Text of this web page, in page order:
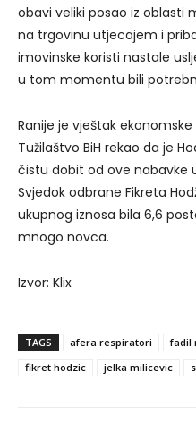
obavi veliki posao iz oblasti
na trgovinu utjecajem i
imovinske koristi nastale
u tom momentu bili
Ranije je vještak
Tužilaštvo BiH rekao da je
čistu dobit od ove nabavke
Svjedok odbrane Fikreta
ukupnog iznosa bila 6,6
mnogo novca.
Izvor: Klix
TAGS afera respiratori fadil
fikret hodzic
jelka milicevic